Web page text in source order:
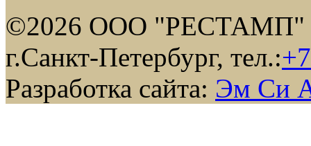
©2026 ООО "РЕСТАМП"
г.Санкт-Петербург, тел.:
Разработка сайта: Эм Си